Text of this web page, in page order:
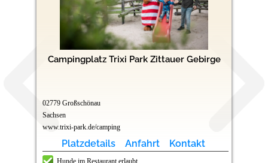
Campingplatz Trixi Park Zittauer Gebirge
02779 Großschönau
Sachsen
www.trixi-park.de/camping
Platzdetails Anfahrt Kontakt
Hunde im Restaurant erlaubt